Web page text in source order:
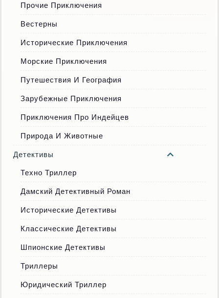
Прочие Приключения
Вестерны
Исторические Приключения
Морские Приключения
Путешествия И География
Зарубежные Приключения
Приключения Про Индейцев
Природа И Животные
Детективы
Техно Триллер
Дамский Детективный Роман
Исторические Детективы
Классические Детективы
Шпионские Детективы
Триллеры
Юридический Триллер